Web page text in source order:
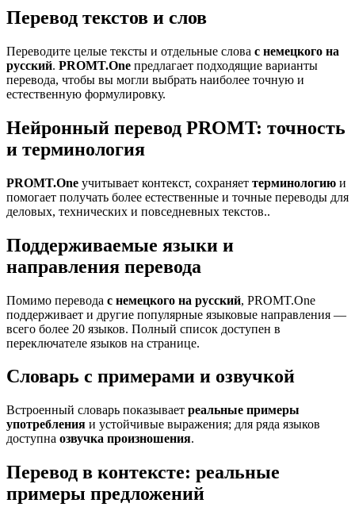
Перевод текстов и слов
Переводите целые тексты и отдельные слова с немецкого на
русский. PROMT.One предлагает подходящие варианты
перевода, чтобы вы могли выбрать наиболее точную и
естественную формулировку.
Нейронный перевод PROMT: точность
и терминология
PROMT.One учитывает контекст, сохраняет терминологию и
помогает получать более естественные и точные переводы для
деловых, технических и повседневных текстов..
Поддерживаемые языки и
направления перевода
Помимо перевода с немецкого на русский, PROMT.One
поддерживает и другие популярные языковые направления —
всего более 20 языков. Полный список доступен в
переключателе языков на странице.
Словарь с примерами и озвучкой
Встроенный словарь показывает реальные примеры
употребления и устойчивые выражения; для ряда языков
доступна озвучка произношения.
Перевод в контексте: реальные
примеры предложений